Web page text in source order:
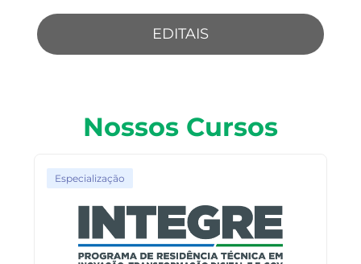
EDITAIS
Nossos Cursos
Especialização